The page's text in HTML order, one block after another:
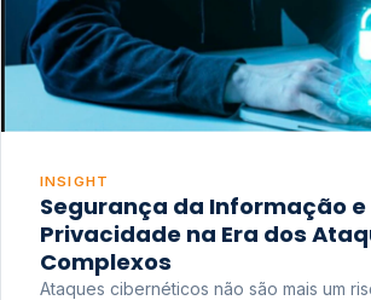
INSIGHT
Segurança da Informação e
Privacidade na Era dos
Complexos
Ataques cibernéticos não são mais um